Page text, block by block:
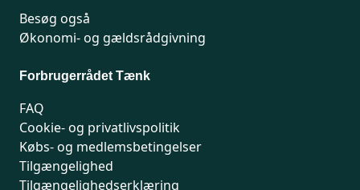
Besøg også
Økonomi- og gældsrådgivning
Forbrugerrådet Tænk
FAQ
Cookie- og privatlivspolitik
Købs- og medlemsbetingelser
Tilgængelighed
Tilgængelighedserklæring